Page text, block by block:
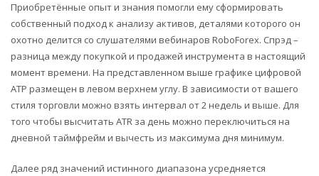
Приобретённые опыт и знания помогли ему сформировать
собственный подход к анализу активов, деталями которого он
охотно делится со слушателями вебинаров RoboForex. Спрэд –
разница между покупкой и продажей инструмента в настоящий
момент времени. На представленном выше графике цифровой
АТР размещен в левом верхнем углу. В зависимости от вашего
стиля торговли можно взять интервал от 2 недель и выше. Для
того чтобы высчитать ATR за день можно переключиться на
дневной таймфрейм и вычесть из максимума дня минимум.
Далее ряд значений истинного диапазона усредняется